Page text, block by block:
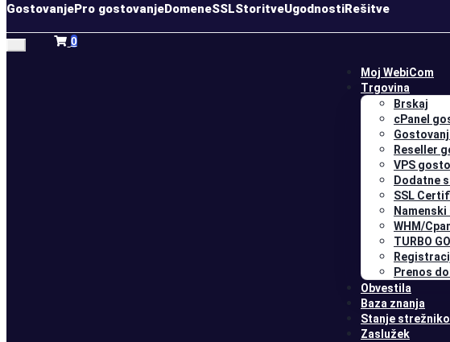
GostovanjePro gostovanjeDomeneSSLStoritveUgodnostiRešitve
0Nakupovalna
košarica
Moj WebiCom
Trgovina
Brskaj
cPanel
Reseller
VPS
Dodatne
SSL
WHM/
TURBO
Prenos
Obvestila
Baza znanja
Stanje
Zaslužek